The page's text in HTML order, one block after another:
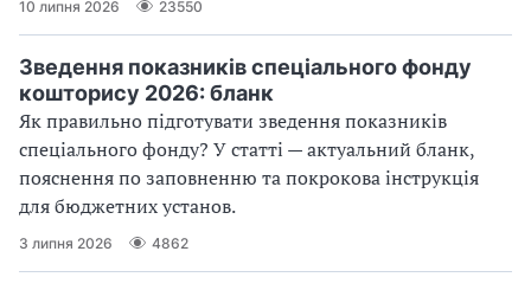
10 липня 2026 23550
Зведення показників спеціального фонду
кошторису 2026: бланк
Як правильно підготувати зведення показників
спеціального фонду? У статті — актуальний бланк,
пояснення по заповненню та покрокова інструкція
для бюджетних установ.
3 липня 2026 4862